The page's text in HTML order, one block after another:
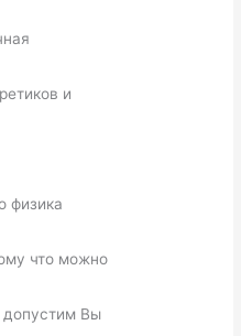
и
физика
что можно
допустим Вы